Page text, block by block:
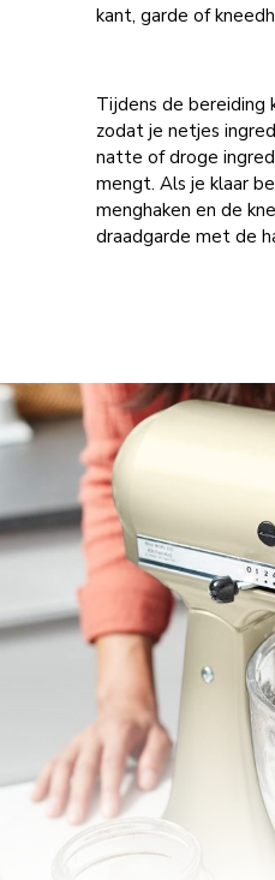
kant, garde of
Tijdens de bereiding
zodat je netjes
natte of droge
mengt. Als je klaar
menghaken en de
draadgarde met de